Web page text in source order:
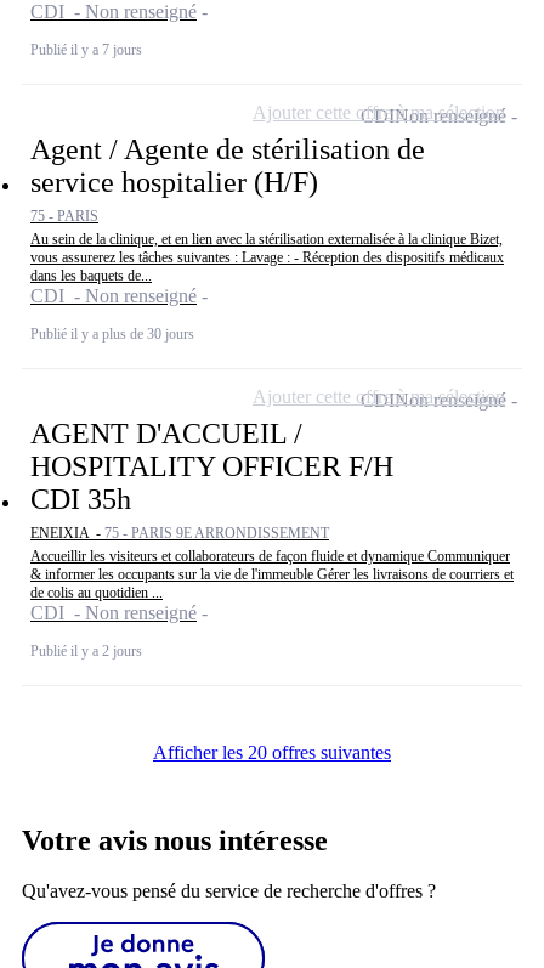
CDI - Non renseigné
Publié il y a 7 jours
Agent / Agente de stérilisation de
service hospitalier (H/F)
75 - PARIS
Au sein de la clinique, et en lien avec la stérilisation externalisée à la clinique Bizet,
vous assurerez les tâches suivantes : Lavage : - Réception des dispositifs médicaux
dans les baquets de...
CDI - Non renseigné
Publié il y a plus de 30 jours
CDINon renseigné
Ajouter cette offre à ma sélection
AGENT D'ACCUEIL /
HOSPITALITY OFFICER F/H
CDI 35h
ENEIXIA - 75 - PARIS 9E ARRONDISSEMENT
Accueillir les visiteurs et collaborateurs de façon fluide et dynamique Communiquer
& informer les occupants sur la vie de l'immeuble Gérer les livraisons de courriers et
de colis au quotidien ...
CDI - Non renseigné
Publié il y a 2 jours
CDINon renseigné
Ajouter cette offre à ma sélection
Afficher les 20 offres suivantes
Votre avis nous intéresse
Qu'avez-vous pensé du service de recherche d'offres ?